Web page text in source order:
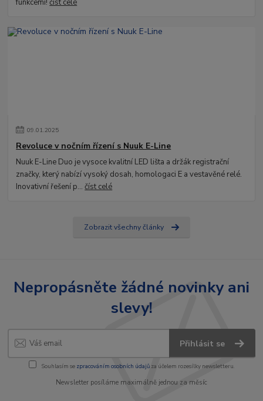
09.01.2025
Revoluce v nočním řízení s Nuuk E-Line
Nuuk E-Line Duo je vysoce kvalitní LED lišta a držák registrační
značky, který nabízí vysoký dosah, homologaci E a vestavěné relé.
Inovativní řešení p...číst celé
Zobrazit všechny články
Nepropásněte žádné novinky ani
slevy!
Přihlásit se
Souhlasím se zpracováním osobních údajůza účelem rozesílky newsletteru.
Newsletter posíláme maximálně jednou za měsíc